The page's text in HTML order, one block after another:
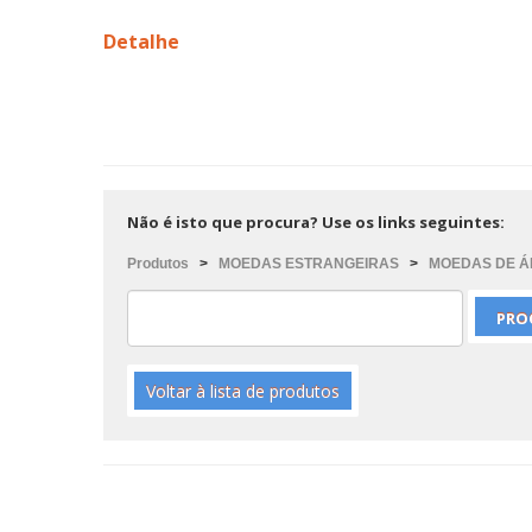
Detalhe
Não é isto que procura? Use os links seguintes:
Produtos > MOEDAS ESTRANGEIRAS > MOEDAS DE
Voltar à lista de produtos